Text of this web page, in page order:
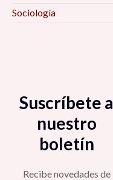
Sociología
Suscríbete a
nuestro
boletín
Recibe novedades de